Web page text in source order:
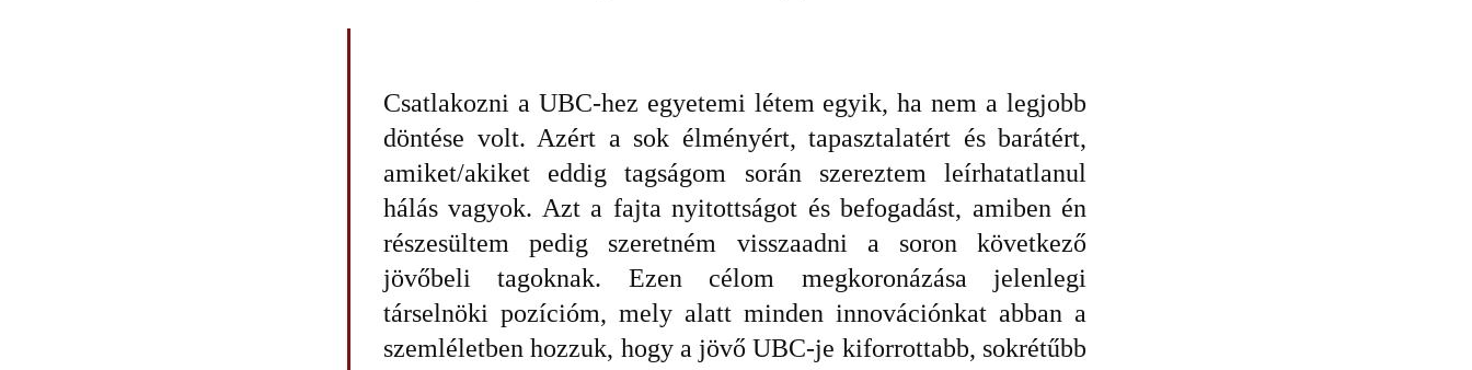
Csatlakozni a UBC-hez egyetemi létem egyik, ha nem a legjobb
döntése volt. Azért a sok élményért, tapasztalatért és barátért,
amiket/akiket eddig tagságom során szereztem leírhatatlanul
hálás vagyok. Azt a fajta nyitottságot és befogadást, amiben én
részesültem pedig szeretném visszaadni a soron következő
jövőbeli tagoknak. Ezen célom megkoronázása jelenlegi
társelnöki pozícióm, mely alatt minden innovációnkat abban a
szemléletben hozzuk, hogy a jövő UBC-je kiforrottabb, sokrétűbb